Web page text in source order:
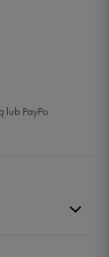
lub PayPo